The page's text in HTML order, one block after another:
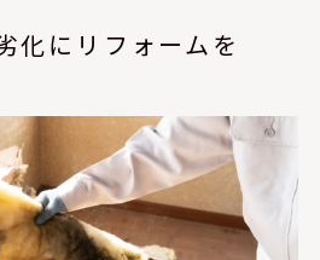
化にリフォームを